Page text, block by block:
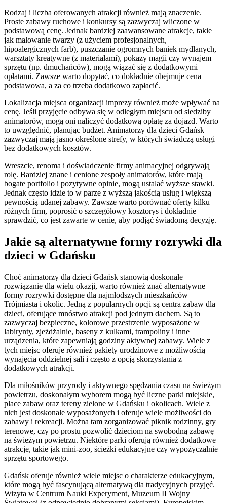
Rodzaj i liczba oferowanych atrakcji również mają znaczenie.
Proste zabawy ruchowe i konkursy są zazwyczaj wliczone w
podstawową cenę. Jednak bardziej zaawansowane atrakcje, takie
jak malowanie twarzy (z użyciem profesjonalnych,
hipoalergicznych farb), puszczanie ogromnych baniek mydlanych,
warsztaty kreatywne (z materiałami), pokazy magii czy wynajem
sprzętu (np. dmuchańców), mogą wiązać się z dodatkowymi
opłatami. Zawsze warto dopytać, co dokładnie obejmuje cena
podstawowa, a za co trzeba dodatkowo zapłacić.
Lokalizacja miejsca organizacji imprezy również może wpływać na
cenę. Jeśli przyjęcie odbywa się w odległym miejscu od siedziby
animatorów, mogą oni naliczyć dodatkową opłatę za dojazd. Warto
to uwzględnić, planując budżet. Animatorzy dla dzieci Gdańsk
zazwyczaj mają jasno określone strefy, w których świadczą usługi
bez dodatkowych kosztów.
Wreszcie, renoma i doświadczenie firmy animacyjnej odgrywają
rolę. Bardziej znane i cenione zespoły animatorów, które mają
bogate portfolio i pozytywne opinie, mogą ustalać wyższe stawki.
Jednak często idzie to w parze z wyższą jakością usług i większą
pewnością udanej zabawy. Zawsze warto porównać oferty kilku
różnych firm, poprosić o szczegółowy kosztorys i dokładnie
sprawdzić, co jest zawarte w cenie, aby podjąć świadomą decyzję.
Jakie są alternatywne formy rozrywki dla
dzieci w Gdańsku
Choć animatorzy dla dzieci Gdańsk stanowią doskonałe
rozwiązanie dla wielu okazji, warto również znać alternatywne
formy rozrywki dostępne dla najmłodszych mieszkańców
Trójmiasta i okolic. Jedną z popularnych opcji są centra zabaw dla
dzieci, oferujące mnóstwo atrakcji pod jednym dachem. Są to
zazwyczaj bezpieczne, kolorowe przestrzenie wyposażone w
labirynty, zjeżdżalnie, baseny z kulkami, trampoliny i inne
urządzenia, które zapewniają godziny aktywnej zabawy. Wiele z
tych miejsc oferuje również pakiety urodzinowe z możliwością
wynajęcia oddzielnej sali i często z opcją skorzystania z
dodatkowych atrakcji.
Dla miłośników przyrody i aktywnego spędzania czasu na świeżym
powietrzu, doskonałym wyborem mogą być liczne parki miejskie,
place zabaw oraz tereny zielone w Gdańsku i okolicach. Wiele z
nich jest doskonale wyposażonych i oferuje wiele możliwości do
zabawy i rekreacji. Można tam zorganizować piknik rodzinny, gry
terenowe, czy po prostu pozwolić dzieciom na swobodną zabawę
na świeżym powietrzu. Niektóre parki oferują również dodatkowe
atrakcje, takie jak mini-zoo, ścieżki edukacyjne czy wypożyczalnie
sprzętu sportowego.
Gdańsk oferuje również wiele miejsc o charakterze edukacyjnym,
które mogą być fascynującą alternatywą dla tradycyjnych przyjęć.
Wizyta w Centrum Nauki Experyment, Muzeum II Wojny